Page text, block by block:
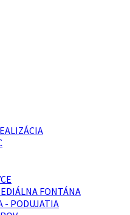
FONTÁNA
- PODUJATIA